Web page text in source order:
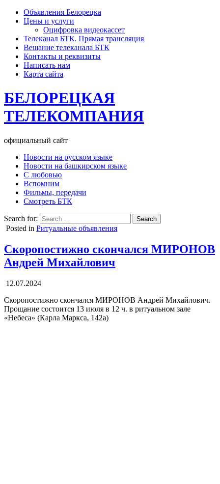
Объявления Белорецка
Цены и услуги
Оцифровка видеокассет
Телеканал БТК. Прямая трансляция
Вещание телеканала БТК
Контакты и реквизиты
Написать нам
Карта сайта
БЕЛОРЕЦКАЯ
ТЕЛЕКОМПАНИЯ
официальный сайт
Новости на русском языке
Новости на башкирском языке
С любовью
Вспомним
Фильмы, передачи
Смотреть БТК
Search for:
Posted in Ритуальные объявления
Скоропостижно скончался МИРОНОВ
Андрей Михайлович
12.07.2024
Скоропостижно скончался МИРОНОВ Андрей Михайлович.
Прощание состоится 13 июля в 12 ч. в ритуальном зале
«Небеса» (Карла Маркса, 142а)